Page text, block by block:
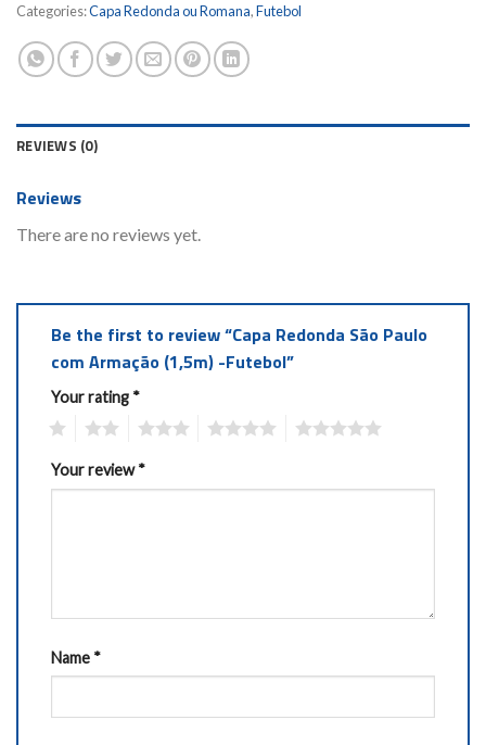
Categories:Capa Redonda ou Romana,Futebol
REVIEWS (0)
Reviews
There are no reviews yet.
Be the first to review “Capa Redonda São Paulo
com Armação (1,5m) -Futebol”
Your rating *
Your review*
Name *